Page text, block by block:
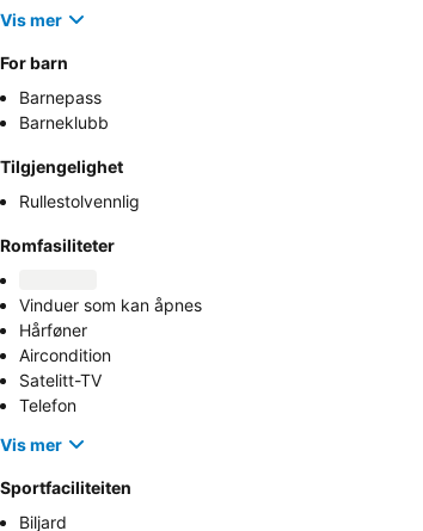
Vis mer
For barn
Barnepass
Barneklubb
Tilgjengelighet
Rullestolvennlig
Romfasiliteter
Vinduer som kan åpnes
Hårføner
Aircondition
Satelitt-TV
Telefon
Vis mer
Sportfaciliteiten
Biljard